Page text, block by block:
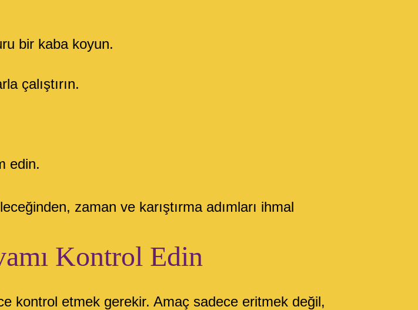
bir kaba koyun.
çalıştırın.
edin.
zaman ve karıştırma adımları ihmal
Kontrol Edin
kontrol etmek gerekir. Amaç sadece eritmek değil,